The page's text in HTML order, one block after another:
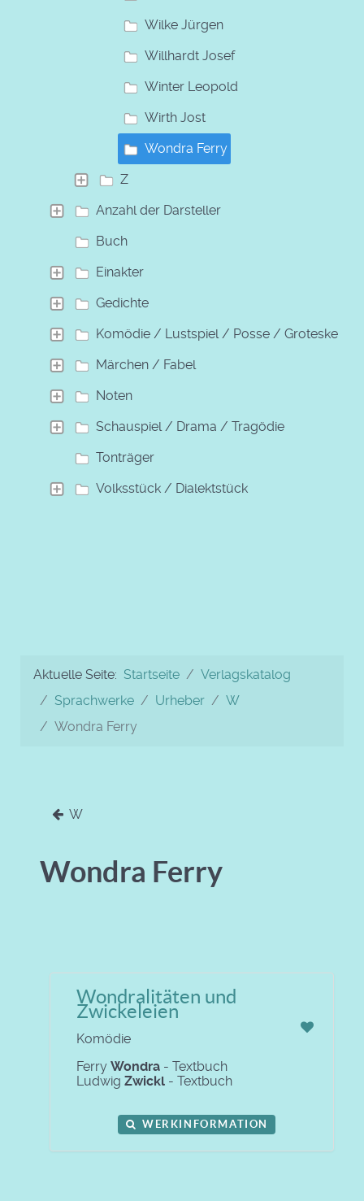
Wilke Jürgen
Willhardt Josef
Winter Leopold
Wirth Jost
Wondra Ferry
Z
Anzahl der Darsteller
Buch
Einakter
Gedichte
Komödie / Lustspiel / Posse / Groteske
Märchen / Fabel
Noten
Schauspiel / Drama / Tragödie
Tonträger
Volksstück / Dialektstück
Aktuelle Seite: Startseite
Verlagskatalog
Sprachwerke
Urheber
W
Wondra Ferry
W
Wondra Ferry
Wondralitäten und
Zwickeleien
Komödie
Ferry Wondra - Textbuch
Ludwig Zwickl - Textbuch
WERKINFORMATION